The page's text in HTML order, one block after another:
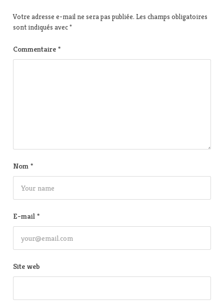
Votre adresse e-mail ne sera pas publiée. Les champs obligatoires
sont indiqués avec*
Commentaire *
Nom *
E-mail *
Site web